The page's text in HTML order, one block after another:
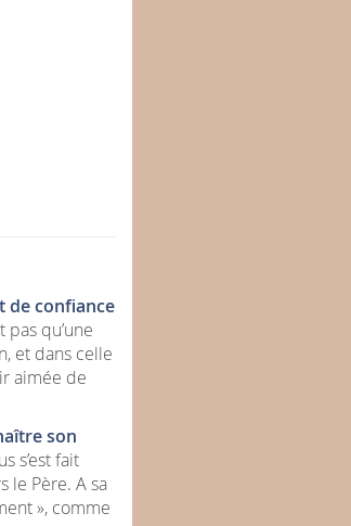
de confiance
qu’une
et dans celle
aimée de
son
s’est fait
le Père. A sa
», comme